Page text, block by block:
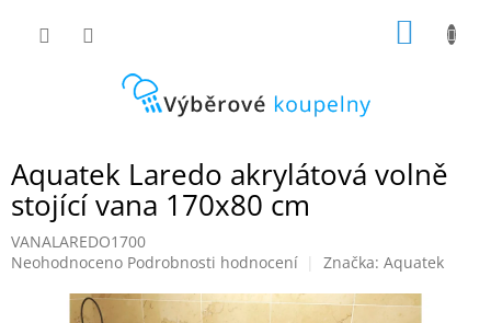
Aquatek Laredo akrylátová volně
stojící vana 170x80 cm
VANALAREDO1700
Průměrné
produktu
Neohodnoceno Podrobnosti hodnocení Značka: Aquatek